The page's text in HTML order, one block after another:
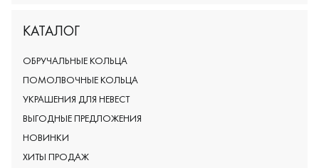
КАТАЛОГ
ОБРУЧАЛЬНЫЕ КОЛЬЦА
ПОМОЛВОЧНЫЕ КОЛЬЦА
УКРАШЕНИЯ ДЛЯ НЕВЕСТ
ВЫГОДНЫЕ ПРЕДЛОЖЕНИЯ
НОВИНКИ
ХИТЫ ПРОДАЖ